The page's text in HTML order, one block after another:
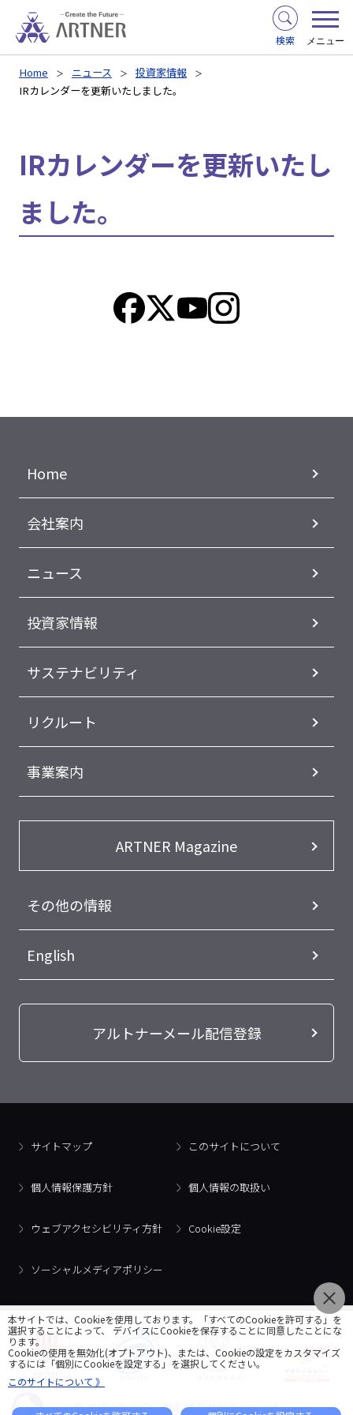
検索 メニュー
Home ニュース
投資家情報
IRカレンダーを更新いたしました。
IRカレンダーを更新いたし
ました。
Home
会社案内
ニュース
投資家情報
サステナビリティ
リクルート
事業案内
ARTNER Magazine
その他の情報
English
アルトナーメール配信登録
サイトマップ このサイトについて
個人情報保護方針 個人情報の取扱い
ウェブアクセシビリティ方針 Cookie設定
ソーシャルメディアポリシー
© 2018 Artner Co., Ltd. All Rights Reserved.
本サイトでは、Cookieを使用しております。「すべてのCookieを許可する」を
選択することによって、 デバイスにCookieを保存することに同意したことにな
ります。
Cookieの使用を無効化(オプトアウト)、または、Cookieの設定をカスタマイズ
するには「個別にCookieを設定する」を選択してください。
このサイトについて 》